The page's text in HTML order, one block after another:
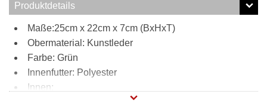
Produktdetails
Maße:25cm x 22cm x 7cm (BxHxT)
Obermaterial: Kunstleder
Farbe: Grün
Innenfutter: Polyester
Innen: